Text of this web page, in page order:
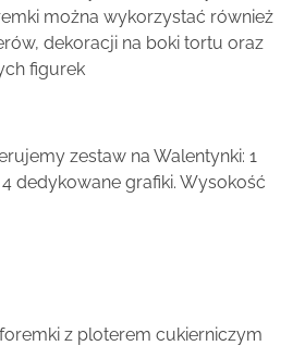
można wykorzystać również
dekoracji na boki tortu oraz
figurek
zestaw na Walentynki: 1
dedykowane grafiki. Wysokość
z ploterem cukierniczym